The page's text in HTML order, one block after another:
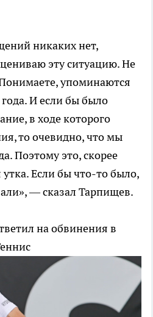
никаких нет,
эту ситуацию. Не
упоминаются
И если бы было
в ходе которого
то очевидно, что мы
Поэтому это, скорее
утка. Если бы что-то было,
— сказал Тарпищев.
на обвинения в